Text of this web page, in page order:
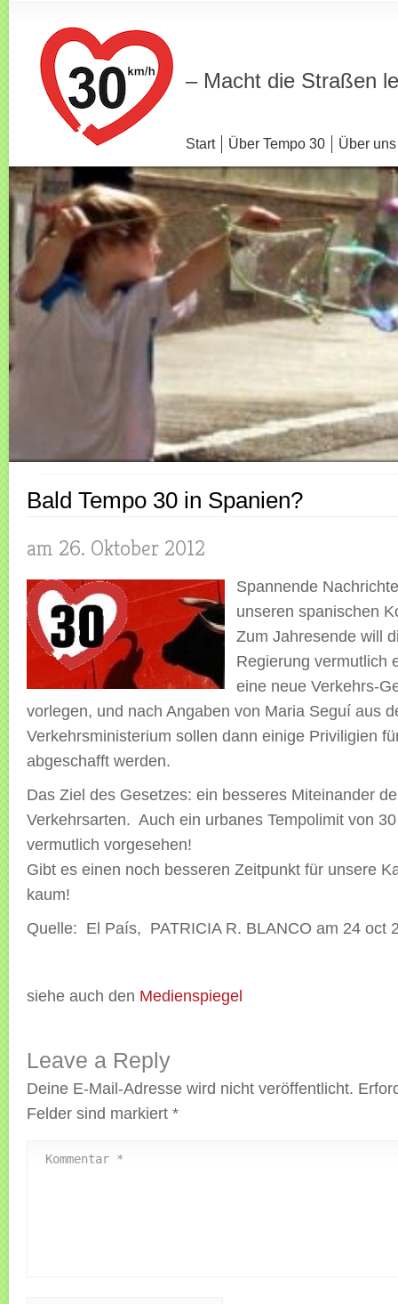
– Macht die Straßen
Start Über Tempo 30 Über uns
Bald Tempo 30 in Spanien?
am 26. Oktober 2012
Spannende
unseren spanischen
Zum Jahresende will
Regierung vermutlich
eine neue Verkehrs-
vorlegen, und nach Angaben von Maria Seguí aus
Verkehrsministerium sollen dann einige Priviligien
abgeschafft werden.
Das Ziel des Gesetzes: ein besseres Miteinander
Verkehrsarten. Auch ein urbanes Tempolimit von
vermutlich vorgesehen!
Gibt es einen noch besseren Zeitpunkt für unsere
kaum!
Quelle: El País, PATRICIA R. BLANCO am 24 oct
siehe auch den Medienspiegel
Leave a Reply
Deine E-Mail-Adresse wird nicht veröffentlicht.
Felder sind markiert *